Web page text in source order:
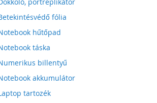
fólia
hűtőpad
táska
billentyű
akkumulátor
tartozék